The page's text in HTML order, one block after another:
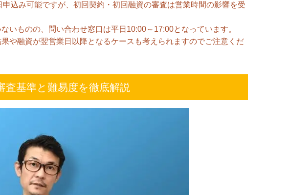
込み可能ですが、初回契約・初回融資の審査は営業時間の影響を受
いものの、問い合わせ窓口は平日10:00～17:00となっています。
や融資が翌営業日以降となるケースも考えられますのでご注意くだ
基準と難易度を徹底解説